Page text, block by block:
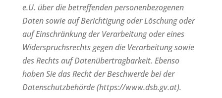
e.U. über die betreffenden personenbezogenen
Daten sowie auf Berichtigung oder Löschung oder
auf Einschränkung der Verarbeitung oder eines
Widerspruchsrechts gegen die Verarbeitung sowie
des Rechts auf Datenübertragbarkeit. Ebenso
haben Sie das Recht der Beschwerde bei der
Datenschutzbehörde (https://www.dsb.gv.at).